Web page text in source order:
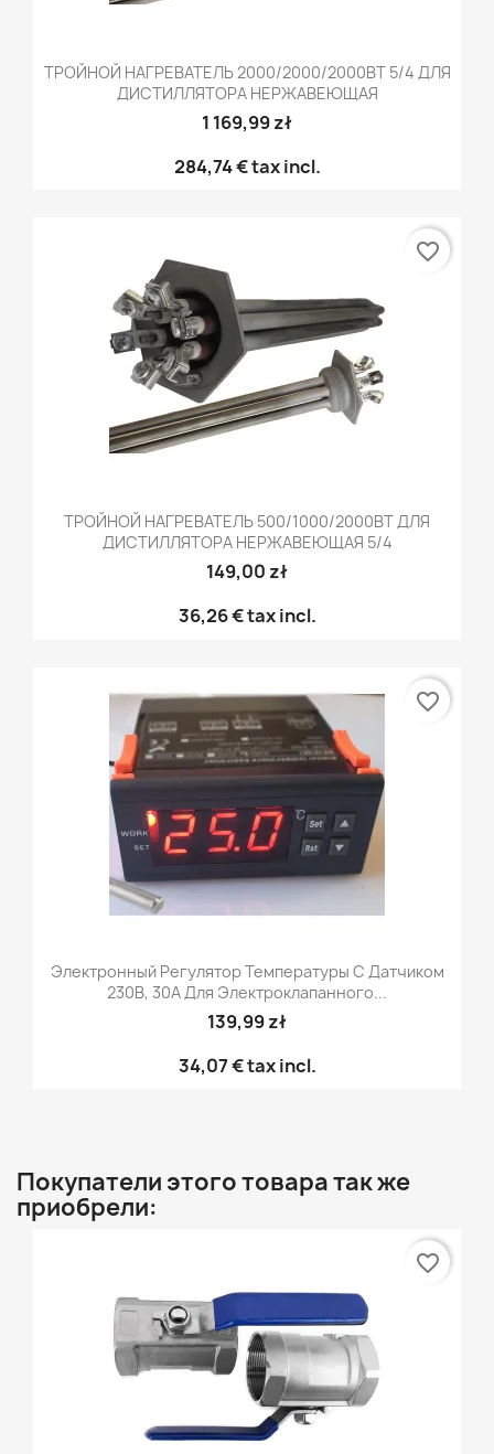
ТРОЙНОЙ НАГРЕВАТЕЛЬ 2000/2000/2000ВТ 5/4 ДЛЯ
ДИСТИЛЛЯТОРА НЕРЖАВЕЮЩАЯ
1 169,99 zł
284,74 €tax incl.
ТРОЙНОЙ НАГРЕВАТЕЛЬ 500/1000/2000ВТ ДЛЯ
ДИСТИЛЛЯТОРА НЕРЖАВЕЮЩАЯ 5/4
149,00 zł
36,26 €tax incl.
favorite_border
Электронный Регулятор Температуры С Датчиком
230В, 30А Для Электроклапанного...
139,99 zł
34,07 €tax incl.
favorite_border
Покупатели этого товара так же
приобрели:
favorite_border